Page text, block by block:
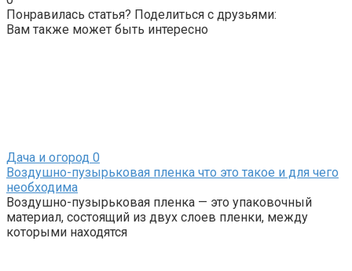
Понравилась статья? Поделиться с друзьями:
Вам также может быть интересно
Дача и огород 0
Воздушно-пузырьковая пленка что это такое и для чего
необходима
Воздушно-пузырьковая пленка — это упаковочный
материал, состоящий из двух слоев пленки, между
которыми находятся